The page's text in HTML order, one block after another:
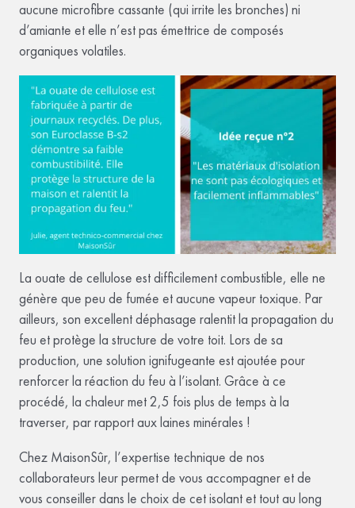
aucune microfibre cassante (qui irrite les bronches) ni
d’amiante et elle n’est pas émettrice de composés
organiques volatiles.
La ouate de cellulose est difficilement combustible, elle ne
génère que peu de fumée et aucune vapeur toxique. Par
ailleurs, son excellent déphasage ralentit la propagation du
feu et protège la structure de votre toit. Lors de sa
production, une solution ignifugeante est ajoutée pour
renforcer la réaction du feu à l’isolant. Grâce à ce
procédé, la chaleur met 2,5 fois plus de temps à la
traverser, par rapport aux laines minérales !
Chez MaisonSûr, l’expertise technique de nos
collaborateurs leur permet de vous accompagner et de
vous conseiller dans le choix de cet isolant et tout au long